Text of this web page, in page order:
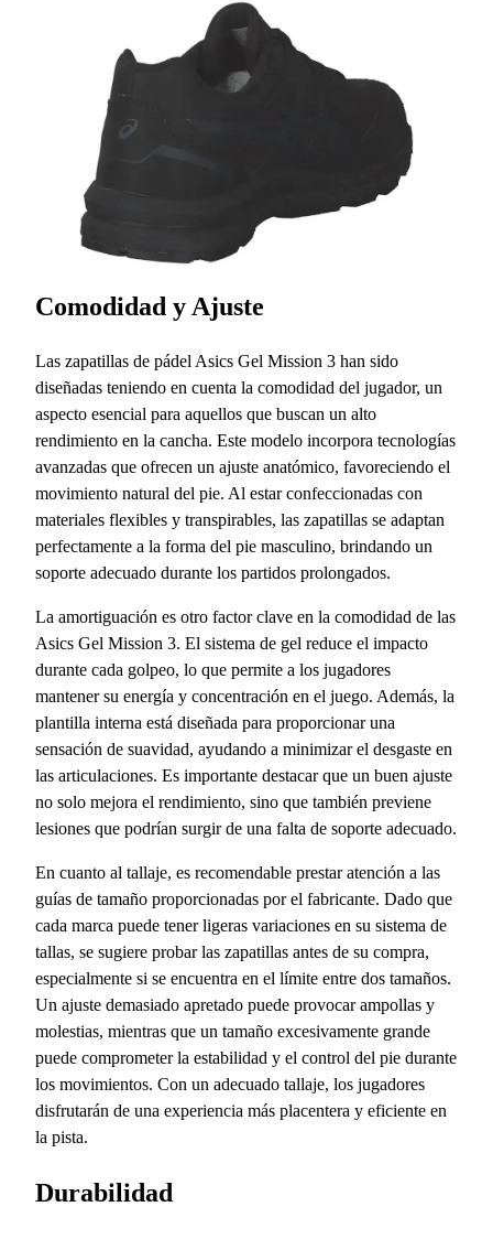
Comodidad y Ajuste
Las zapatillas de pádel Asics Gel Mission 3 han sido
diseñadas teniendo en cuenta la comodidad del jugador, un
aspecto esencial para aquellos que buscan un alto
rendimiento en la cancha. Este modelo incorpora tecnologías
avanzadas que ofrecen un ajuste anatómico, favoreciendo el
movimiento natural del pie. Al estar confeccionadas con
materiales flexibles y transpirables, las zapatillas se adaptan
perfectamente a la forma del pie masculino, brindando un
soporte adecuado durante los partidos prolongados.
La amortiguación es otro factor clave en la comodidad de las
Asics Gel Mission 3. El sistema de gel reduce el impacto
durante cada golpeo, lo que permite a los jugadores
mantener su energía y concentración en el juego. Además, la
plantilla interna está diseñada para proporcionar una
sensación de suavidad, ayudando a minimizar el desgaste en
las articulaciones. Es importante destacar que un buen ajuste
no solo mejora el rendimiento, sino que también previene
lesiones que podrían surgir de una falta de soporte adecuado.
En cuanto al tallaje, es recomendable prestar atención a las
guías de tamaño proporcionadas por el fabricante. Dado que
cada marca puede tener ligeras variaciones en su sistema de
tallas, se sugiere probar las zapatillas antes de su compra,
especialmente si se encuentra en el límite entre dos tamaños.
Un ajuste demasiado apretado puede provocar ampollas y
molestias, mientras que un tamaño excesivamente grande
puede comprometer la estabilidad y el control del pie durante
los movimientos. Con un adecuado tallaje, los jugadores
disfrutarán de una experiencia más placentera y eficiente en
la pista.
Durabilidad